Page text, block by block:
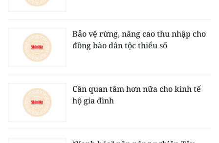
한국어
Bảo vệ rừng, nâng cao thu nhập cho
đồng bào dân tộc thiểu số
Cần quan tâm hơn nữa cho kinh tế
hộ gia đình